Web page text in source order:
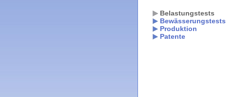
Belastungstests
Bewässerungstests
Produktion
Patente